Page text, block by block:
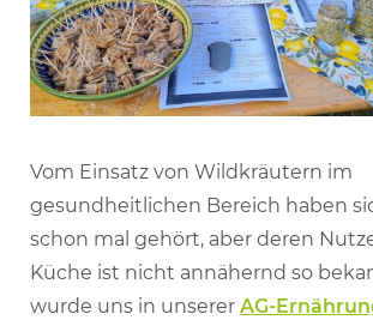
Vom Einsatz von Wildkräutern im
gesundheitlichen Bereich haben
schon mal gehört, aber deren
Küche ist nicht annähernd so
wurde uns in unserer AG-